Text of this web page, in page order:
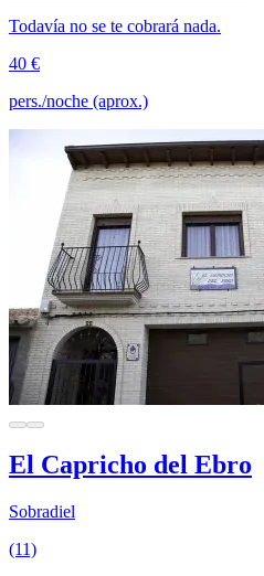
Todavía no se te cobrará nada.
40 €
pers./noche (aprox.)
El Capricho del Ebro
Sobradiel
(11)